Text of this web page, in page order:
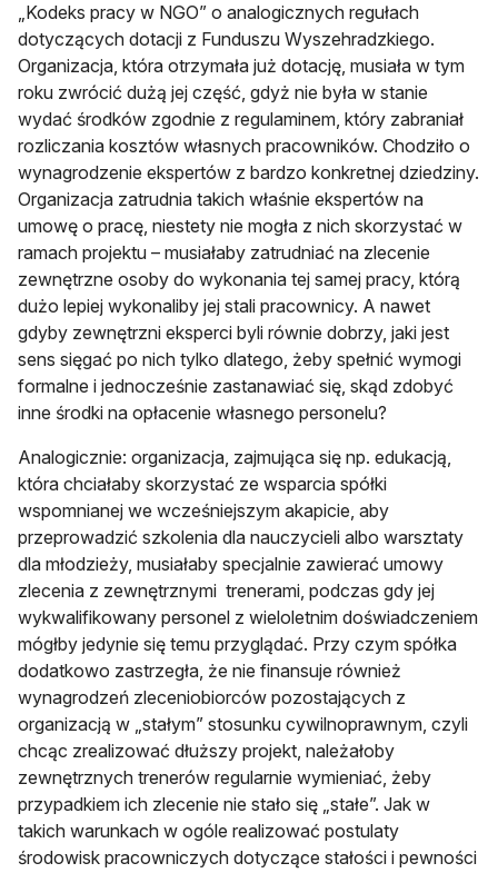
„Kodeks pracy w NGO” o analogicznych regułach
dotyczących dotacji z Funduszu Wyszehradzkiego.
Organizacja, która otrzymała już dotację, musiała w tym
roku zwrócić dużą jej część, gdyż nie była w stanie
wydać środków zgodnie z regulaminem, który zabraniał
rozliczania kosztów własnych pracowników. Chodziło o
wynagrodzenie ekspertów z bardzo konkretnej dziedziny.
Organizacja zatrudnia takich właśnie ekspertów na
umowę o pracę, niestety nie mogła z nich skorzystać w
ramach projektu – musiałaby zatrudniać na zlecenie
zewnętrzne osoby do wykonania tej samej pracy, którą
dużo lepiej wykonaliby jej stali pracownicy. A nawet
gdyby zewnętrzni eksperci byli równie dobrzy, jaki jest
sens sięgać po nich tylko dlatego, żeby spełnić wymogi
formalne i jednocześnie zastanawiać się, skąd zdobyć
inne środki na opłacenie własnego personelu?
Analogicznie: organizacja, zajmująca się np. edukacją,
która chciałaby skorzystać ze wsparcia spółki
wspomnianej we wcześniejszym akapicie, aby
przeprowadzić szkolenia dla nauczycieli albo warsztaty
dla młodzieży, musiałaby specjalnie zawierać umowy
zlecenia z zewnętrznymi trenerami, podczas gdy jej
wykwalifikowany personel z wieloletnim doświadczeniem
mógłby jedynie się temu przyglądać. Przy czym spółka
dodatkowo zastrzegła, że nie finansuje również
wynagrodzeń zleceniobiorców pozostających z
organizacją w „stałym” stosunku cywilnoprawnym, czyli
chcąc zrealizować dłuższy projekt, należałoby
zewnętrznych trenerów regularnie wymieniać, żeby
przypadkiem ich zlecenie nie stało się „stałe”. Jak w
takich warunkach w ogóle realizować postulaty
środowisk pracowniczych dotyczące stałości i pewności